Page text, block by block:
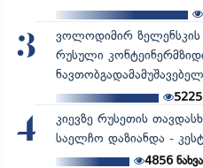
3
ვოლოდიმირ ზელენსკის
რუსული
5225
4
კიევზე რუსეთის
საელჩო დაზიანდა -
4856ნახვა